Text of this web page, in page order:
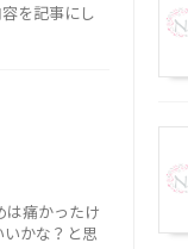
を記事にし
は痛かったけ
かな？と思